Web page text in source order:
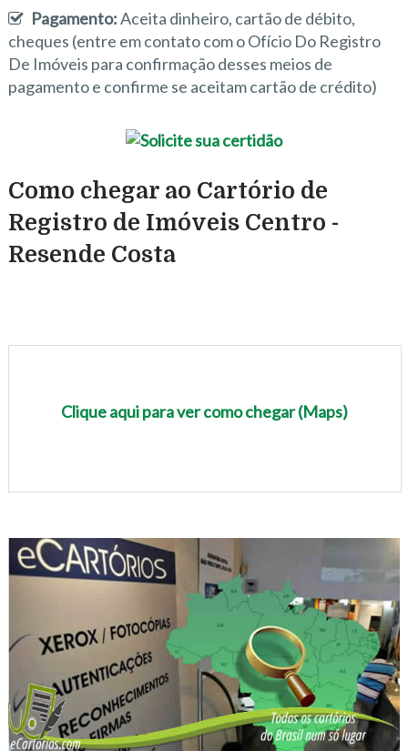
Pagamento:Aceita dinheiro, cartão de débito,
cheques (entre em contato com o Ofício Do Registro
De Imóveis para confirmação desses meios de
pagamento e confirme se aceitam cartão de crédito)
Como chegar ao Cartório de
Registro de Imóveis Centro -
Resende Costa
Clique aqui para ver como chegar (Maps)